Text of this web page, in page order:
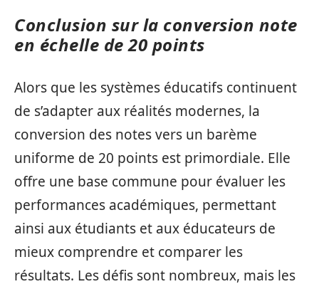
Conclusion sur la conversion note
en échelle de 20 points
Alors que les systèmes éducatifs continuent
de s’adapter aux réalités modernes, la
conversion des notes vers un barème
uniforme de 20 points est primordiale. Elle
offre une base commune pour évaluer les
performances académiques, permettant
ainsi aux étudiants et aux éducateurs de
mieux comprendre et comparer les
résultats. Les défis sont nombreux, mais les